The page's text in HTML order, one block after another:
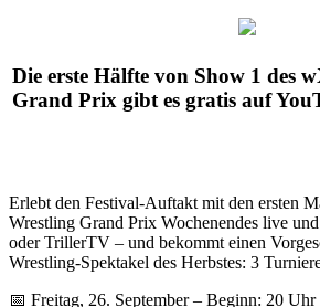
Die erste Hälfte von Show 1 des
Grand Prix gibt es gratis auf
Erlebt den Festival-Auftakt mit den ersten
Wrestling Grand Prix Wochenendes live
oder TrillerTV – und bekommt einen
Wrestling-Spektakel des Herbstes: 3
📅 Freitag, 26. September – Beginn: 20 Uhr